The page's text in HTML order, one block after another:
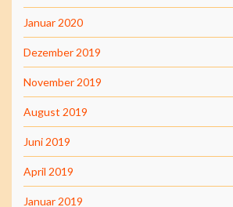
Januar 2020
Dezember 2019
November 2019
August 2019
Juni 2019
April 2019
Januar 2019